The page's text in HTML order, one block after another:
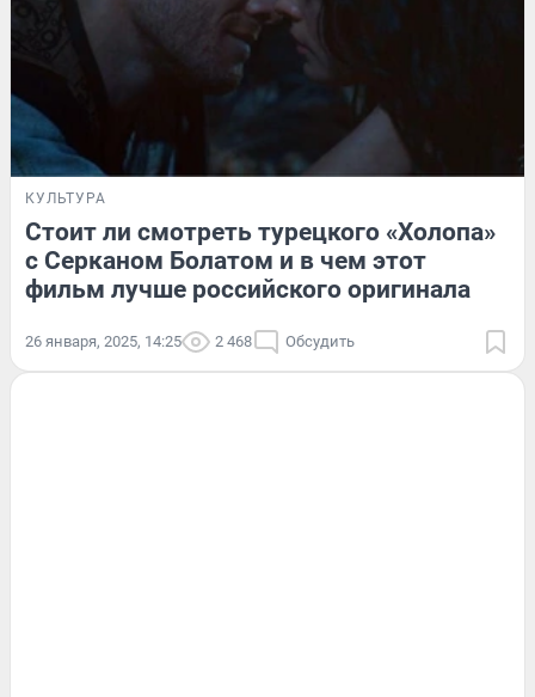
КУЛЬТУРА
Стоит ли смотреть турецкого «Холопа»
с Серканом Болатом и в чем этот
фильм лучше российского оригинала
26 января, 2025, 14:25 2 468 Обсудить